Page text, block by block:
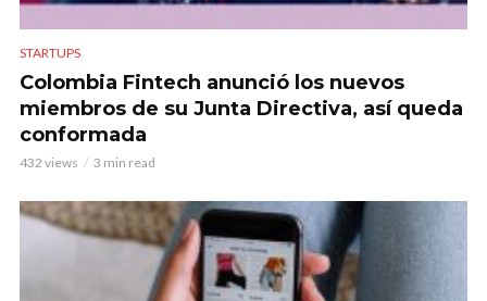
STARTUPS
Colombia Fintech anunció los nuevos
miembros de su Junta Directiva, así queda
conformada
432 views 3 min read